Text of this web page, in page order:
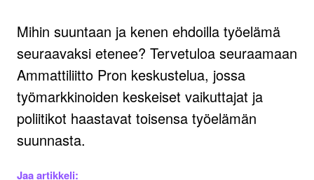
Mihin suuntaan ja kenen ehdoilla työelämä
seuraavaksi etenee? Tervetuloa seuraamaan
Ammattiliitto Pron keskustelua, jossa
työmarkkinoiden keskeiset vaikuttajat ja
poliitikot haastavat toisensa työelämän
suunnasta.
Jaa artikkeli: